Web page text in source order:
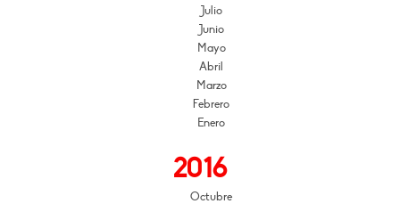
Julio
Junio
Mayo
Abril
Marzo
Febrero
Enero
2016
Octubre